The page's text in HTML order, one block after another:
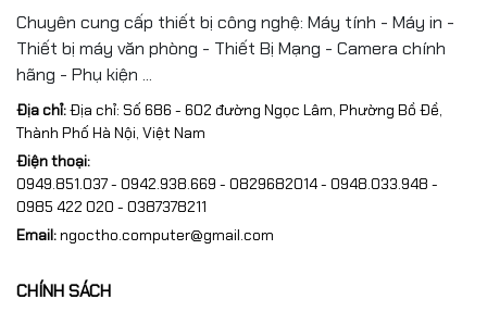
Chuyên cung cấp thiết bị công nghệ: Máy tính - Máy in -
Thiết bị máy văn phòng - Thiết Bị Mạng - Camera chính
hãng - Phụ kiện ...
Địa chỉ:Địa chỉ: Số 686 - 602 đường Ngọc Lâm, Phường Bồ Đề,
Thành Phố Hà Nội, Việt Nam
Điện thoại:
0949.851.037 - 0942.938.669 - 0829682014 - 0948.033.948 -
0985 422 020 - 0387378211
Email:ngoctho.computer@gmail.com
CHÍNH SÁCH